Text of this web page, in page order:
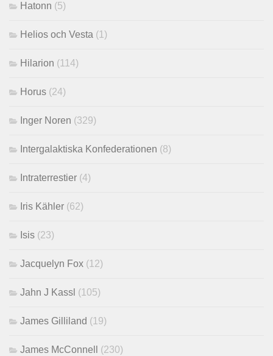
Hatonn (5)
Helios och Vesta (1)
Hilarion (114)
Horus (24)
Inger Noren (329)
Intergalaktiska Konfederationen (8)
Intraterrestier (4)
Iris Kähler (62)
Isis (23)
Jacquelyn Fox (12)
Jahn J Kassl (105)
James Gilliland (19)
James McConnell (230)